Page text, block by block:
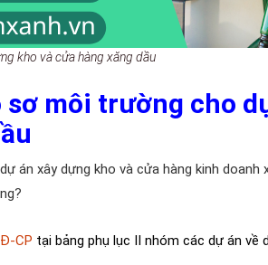
kho và cửa hàng xăng dầu
sơ môi trường cho
án xây dựng kho và cửa hàng kinh doanh
CP tại bảng phụ lục II nhóm các dự án về